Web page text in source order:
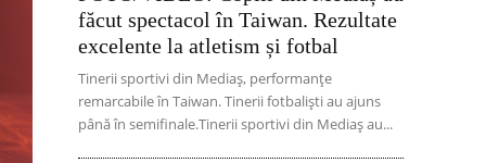
făcut spectacol în Taiwan. Rezultate
excelente la atletism și fotbal
Tinerii sportivi din Mediaș, performanțe
remarcabile în Taiwan. Tinerii fotbaliști au ajuns
până în semifinale.Tinerii sportivi din Mediaș au...